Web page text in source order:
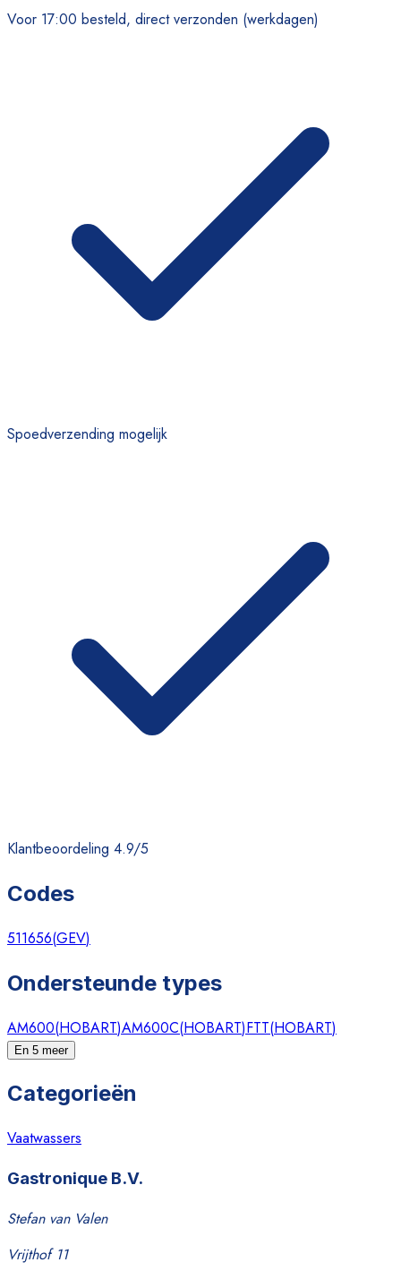
Voor 17:00 besteld, direct verzonden (werkdagen)
Spoedverzending mogelijk
Klantbeoordeling 4.9/5
Codes
511656(GEV)
Ondersteunde types
AM600(HOBART)AM600C(HOBART)FTT(HOBART)
En 5 meer
Categorieën
Vaatwassers
Gastronique B.V.
Stefan van Valen
Vrijthof 11